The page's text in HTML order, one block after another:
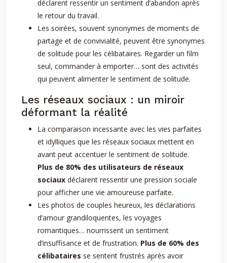
déclarent ressentir un sentiment d’abandon après
le retour du travail.
Les soirées, souvent synonymes de moments de
partage et de convivialité, peuvent être synonymes
de solitude pour les célibataires. Regarder un film
seul, commander à emporter… sont des activités
qui peuvent alimenter le sentiment de solitude.
Les réseaux sociaux : un miroir
déformant la réalité
La comparaison incessante avec les vies parfaites
et idylliques que les réseaux sociaux mettent en
avant peut accentuer le sentiment de solitude.
Plus de 80% des utilisateurs de réseaux
sociaux déclarent ressentir une pression sociale
pour afficher une vie amoureuse parfaite.
Les photos de couples heureux, les déclarations
d’amour grandiloquentes, les voyages
romantiques… nourrissent un sentiment
d’insuffisance et de frustration. Plus de 60% des
célibataires se sentent frustrés après avoir